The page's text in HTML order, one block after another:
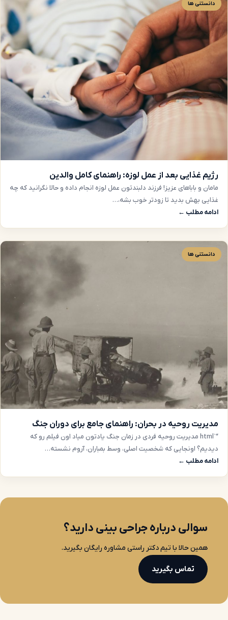
دانستنی ها
رژیم غذایی بعد از عمل لوزه: راهنمای کامل والدین
مامان و باباهای عزیز! فرزند دلبندتون عمل لوزه انجام داده و حالا نگرانید که چه
غذایی بهش بدید تا زودتر خوب بشه،…
ادامه مطلب ←
دانستنی ها
مدیریت روحیه در بحران: راهنمای جامع برای دوران جنگ
“`html مدیریت روحیه فردی در زمان جنگ یادتون میاد اون فیلم رو که
دیدیم؟ اونجایی که شخصیت اصلی، وسط بمباران، آروم نشسته…
ادامه مطلب ←
سوالی درباره جراحی بینی دارید؟
همین حالا با تیم دکتر راستی مشاوره رایگان بگیرید.
تماس بگیرید